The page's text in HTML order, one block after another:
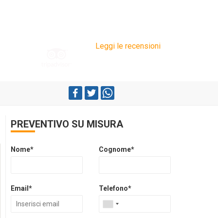
Leggi le recensioni
PREVENTIVO SU MISURA
Nome* Cognome*
Email* Telefono*